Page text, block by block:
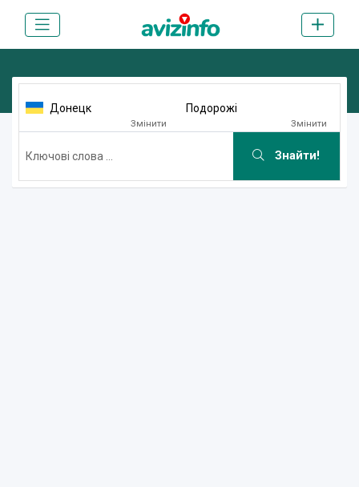
Донецк
Змінити
Подорожі
Змінити
Знайти!